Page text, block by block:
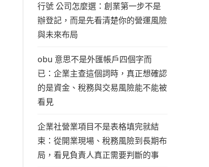
行號 公司怎麼選：創業第一步不是
辦登記，而是先看清楚你的營運風險
與未來布局
obu 意思不是外匯帳戶四個字而
已：企業主查這個詞時，真正想確認
的是資金、稅務與交易風險能不能被
看見
企業社營業項目不是表格填完就結
束：從開業現場、稅務風險到長期布
局，看見負責人真正需要判斷的事